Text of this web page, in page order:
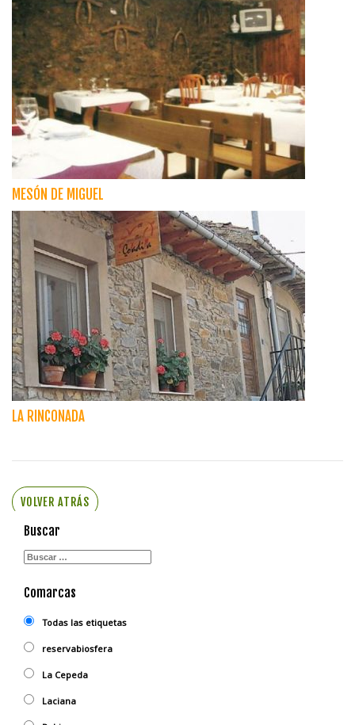
MESÓN DE MIGUEL
LA RINCONADA
VOLVER ATRÁS
Buscar
Comarcas
Todas las etiquetas
reservabiosfera
La Cepeda
Laciana